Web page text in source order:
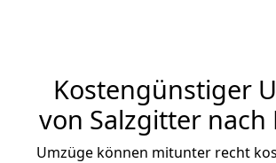
Kostengünstiger
von Salzgitter nach
Umzüge können mitunter recht